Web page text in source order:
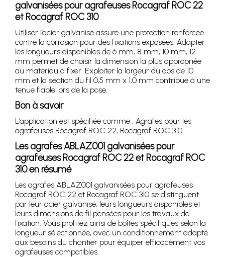
galvanisées pour agrafeuses Rocagraf ROC 22
et Rocagraf ROC 310
Utiliser l’acier galvanisé assure une protection renforcée
contre la corrosion pour des fixations exposées. Adapter
les longueurs disponibles de 6 mm, 8 mm, 10 mm, 12
mm permet de choisir la dimension la plus appropriée
au matériau à fixer. Exploiter la largeur du dos de 10
mm et la section du fil 0,5 mm x 1,0 mm contribue à une
tenue fiable lors de la pose.
Bon à savoir
L’application est spécifiée comme : Agrafes pour les
agrafeuses Rocagraf ROC 22, Rocagraf ROC 310.
Les agrafes ABLAZ001 galvanisées pour
agrafeuses Rocagraf ROC 22 et Rocagraf ROC
310 en résumé
Les agrafes ABLAZ001 galvanisées pour agrafeuses
Rocagraf ROC 22 et Rocagraf ROC 310 se distinguent
par leur acier galvanisé, leurs longueurs disponibles et
leurs dimensions de fil pensées pour les travaux de
fixation. Vous profitez ainsi de boîtes spécifiques selon la
longueur sélectionnée, avec un conditionnement adapté
aux besoins du chantier pour équiper efficacement vos
agrafeuses compatibles.